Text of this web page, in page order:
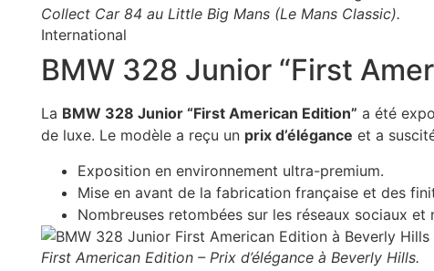
Collect Car 84 au Little Big Mans (Le Mans Classic).
International
BMW 328 Junior “First
La BMW 328 Junior “First American Edition” a été
de luxe. Le modèle a reçu un prix d’élégance et a
Exposition en environnement ultra-premium.
Mise en avant de la fabrication française et des
Nombreuses retombées sur les réseaux sociaux et
First American Edition – Prix d’élégance à Beverly Hills.